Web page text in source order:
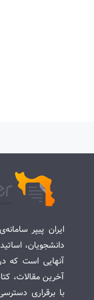
ایران پیپر
دانشجویان،
آنهایی است که
آخرین مقالات،
با برقراری